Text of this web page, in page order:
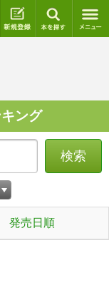
ログイン 新規登録
ング
検索
発売日順